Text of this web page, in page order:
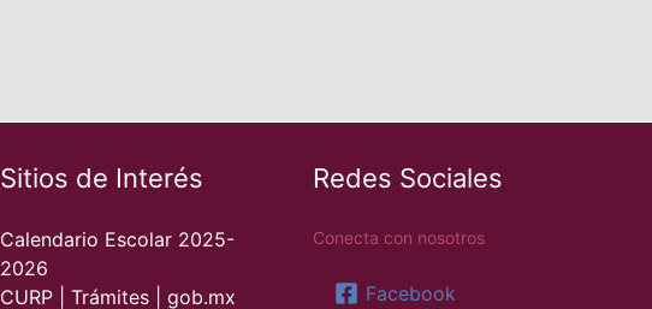
Sitios de Interés
Calendario Escolar 2025-
2026
CURP | Trámites | gob.mx
Redes Sociales
Conecta con nosotros
Facebook